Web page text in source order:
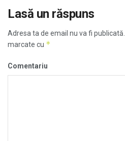
Lasă un răspuns
Adresa ta de email nu va fi publicată.
marcate cu *
Comentariu